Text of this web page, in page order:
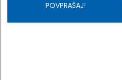
POVPRAŠAJ!